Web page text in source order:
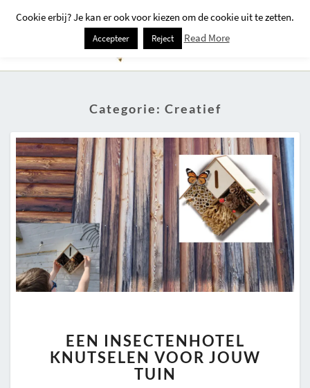
Categorie: Creatief
INSECTENHOTEL
KNUTSELEN
VOOR
EEN INSECTENHOTEL
KNUTSELEN VOOR JOUW
TUIN
Cookie erbij? Je kan er ook voor kiezen om de cookie uit te zetten.
Accepteer Reject Read More